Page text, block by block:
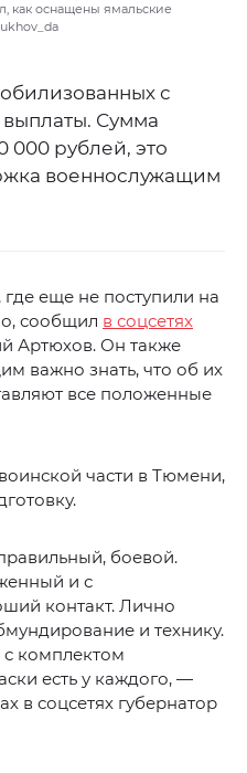
как оснащены ямальские
с
выплаты. Сумма
000 рублей, это
военнослужащим
еще не поступили на
сообщил в соцсетях
Артюхов. Он также
важно знать, что об их
все положенные
части в Тюмени,
боевой.
и с
контакт. Лично
и технику.
комплектом
есть у каждого, —
в соцсетях губернатор